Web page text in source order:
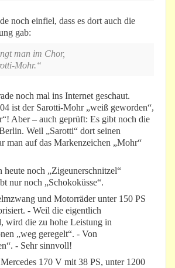
noch einfiel, dass es dort auch die
gab:
man im Chor,
Mohr.“
noch mal ins Internet geschaut.
ist der Sarotti-Mohr „weiß geworden“,
Aber – auch geprüft: Es gibt noch die
Weil „Sarotti“ dort seinen
man auf das Markenzeichen „Mohr“
heute noch „Zigeunerschnitzel“
nur noch „Schokoküsse“.
und Motorräder unter 150 PS
- Weil die eigentlich
wird die zu hohe Leistung in
„weg geregelt“. - Von
- Sehr sinnvoll!
170 V mit 38 PS, unter 1200